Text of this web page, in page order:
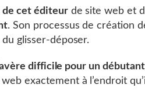
de cet éditeurde site web et
. Son processus de création
glisser-déposer.
difficile pour un débutant
web exactement à l’endroit